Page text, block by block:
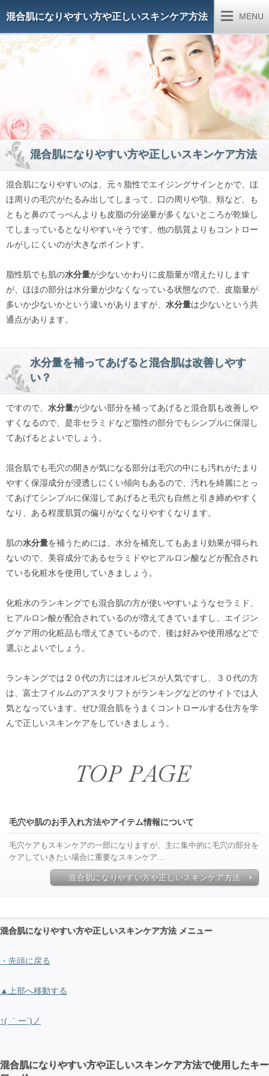
混合肌になりやすい方や正しいスキンケア方法 MENU
混合肌になりやすい方や正しいスキンケア方法
混合肌になりやすいのは、元々脂性でエイジングサインとかで、ほ
ほ周りの毛穴がたるみ出してしまって、口の周りや顎、頬など、も
ともと鼻のてっぺんよりも皮脂の分泌量が多くないところが乾燥し
てしまっているとなりやすいそうです。他の肌質よりもコントロー
ルがしにくいのが大きなポイントす。
脂性肌でも肌の水分量が少ないかわりに皮脂量が増えたりします
が、ほほの部分は水分量が少なくなっている状態なので、皮脂量が
多いか少ないかという違いがありますが、 水分量は少ないという共
通点があります。
水分量を補ってあげると混合肌は改善しやす
い？
ですので、 水分量が少ない部分を補ってあげると混合肌も改善しや
すくなるので、是非セラミドなど脂性の部分でもシンプルに保湿し
てあげるとよいでしょう。
混合肌でも毛穴の開きが気になる部分は毛穴の中にも汚れがたまり
やすく保湿成分が浸透しにくい傾向もあるので、汚れを綺麗にとっ
てあげてシンプルに保湿してあげると毛穴も自然と引き締めやすく
なり、ある程度肌質の偏りがなくなりやすくなります。
肌の水分量を補うためには、水分を補充してもあまり効果が得られ
ないので、美容成分であるセラミドやヒアルロン酸などが配合され
ている化粧水を使用していきましょう。
化粧水のランキングでも混合肌の方が使いやすいようなセラミド、
ヒアルロン酸が配合されているのが増えてきていますし、エイジン
グケア用の化粧品も増えてきているので、後は好みや使用感などで
選ぶとよいでしょう。
ランキングでは２０代の方にはオルビスが人気ですし、３０代の方
は、富士フイルムのアスタリフトがランキングなどのサイトでは人
気となっています。ぜひ混合肌をうまくコントロールする仕方を学
んで正しいスキンケアをしていきましょう。
毛穴や肌のお手入れ方法やアイテム情報について
毛穴ケアもスキンケアの一部になりますが、主に集中的に毛穴の部分を
ケアしていきたい場合に重要なスキンケア...
混合肌になりやすい方や正しいスキンケア方法
混合肌になりやすい方や正しいスキンケア方法 メニュー
・ 先頭に戻る
▲上部へ移動する
↑( ｀ー´)ノ
混合肌になりやすい方や正しいスキンケア方法で使用したキー